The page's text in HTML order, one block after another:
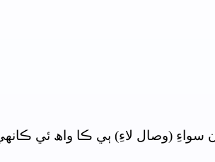
(وصال لاءِ) ٻي ڪا واھ ئي